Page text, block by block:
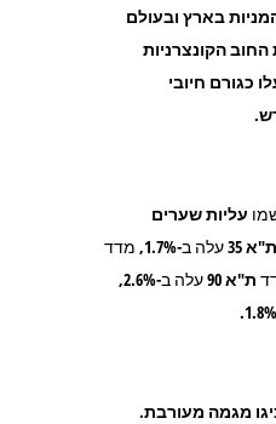
בארץ ובעולם
החוב הקונצרניות
כגורם חיובי
עליות שערים
ת"א35עלה ב-1.7%, מדד
ת"א 90
עלה ב-2.6%,
מגמה מעורבת.